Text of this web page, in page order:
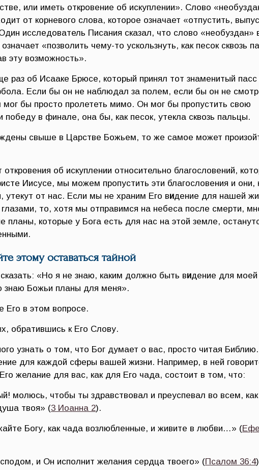
или иметь откровение об искуплении». Слово
от корневого слова, которое означает «отпустить,
исследователь Писания сказал, что слово «необуздан»
«позволить чему-то ускользнуть, как песок сквозь
эту возможность».
раз об Исааке Брюсе, который принял тот знаменитый пасс
Если бы он не наблюдал за полем, если бы он не
мог бы просто пролететь мимо. Он мог бы пропустить свою
победу в финале, она бы, как песок, утекла сквозь пальцы.
свыше в Царстве Божьем, то же самое может
откровения об искуплении относительно благословений,
Иисусе, мы можем пропустить эти благословения и они,
утекут от нас. Если мы не храним Его видение для нашей
то, хотя мы отправимся на небеса после смерти,
планы, которые у Бога есть для нас на этой земле,
этому оставаться тайной
«Но я не знаю, каким должно быть видение для
знаю Божьи планы для меня».
Его в этом вопросе.
обратившись к Его Слову.
узнать о том, что Бог думает о вас, просто читая
для каждой сферы вашей жизни. Например, в ней
желание для вас, как для Его чада, состоит в том, что:
молюсь, чтобы ты здравствовал и преуспевал во всем, как
твоя» (3 Иоанна 2).
Богу, как чада возлюбленные, и живите в любви…» (
и Он исполнит желания сердца твоего» (Псалом 36:4